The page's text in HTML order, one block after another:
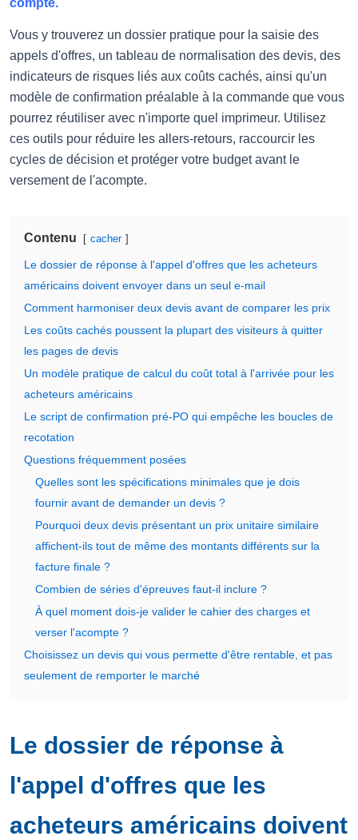
compte.
Vous y trouverez un dossier pratique pour la saisie des
appels d'offres, un tableau de normalisation des devis, des
indicateurs de risques liés aux coûts cachés, ainsi qu'un
modèle de confirmation préalable à la commande que vous
pourrez réutiliser avec n'importe quel imprimeur. Utilisez
ces outils pour réduire les allers-retours, raccourcir les
cycles de décision et protéger votre budget avant le
versement de l'acompte.
Contenu cacher
Le dossier de réponse à l'appel d'offres que les acheteurs
américains doivent envoyer dans un seul e-mail
Comment harmoniser deux devis avant de comparer les prix
Les coûts cachés poussent la plupart des visiteurs à quitter
les pages de devis
Un modèle pratique de calcul du coût total à l'arrivée pour les
acheteurs américains
Le script de confirmation pré-PO qui empêche les boucles de
recotation
Questions fréquemment posées
Quelles sont les spécifications minimales que je dois
fournir avant de demander un devis ?
Pourquoi deux devis présentant un prix unitaire similaire
affichent-ils tout de même des montants différents sur la
facture finale ?
Combien de séries d'épreuves faut-il inclure ?
À quel moment dois-je valider le cahier des charges et
verser l'acompte ?
Choisissez un devis qui vous permette d'être rentable, et pas
seulement de remporter le marché
Le dossier de réponse à
l'appel d'offres que les
acheteurs américains doivent